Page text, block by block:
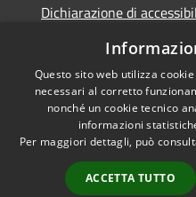
Dichiarazione di
Link app municipium
Accessibilità
Questo sito web utilizza
necessari al corretto
nonché un cookie tecnico
informazioni
Per maggiori dettagli, può
ACCETTA TUTTO